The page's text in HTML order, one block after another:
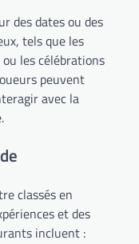
des dates ou des
tels que les
les célébrations
peuvent
avec la
classés en
et des
incluent :